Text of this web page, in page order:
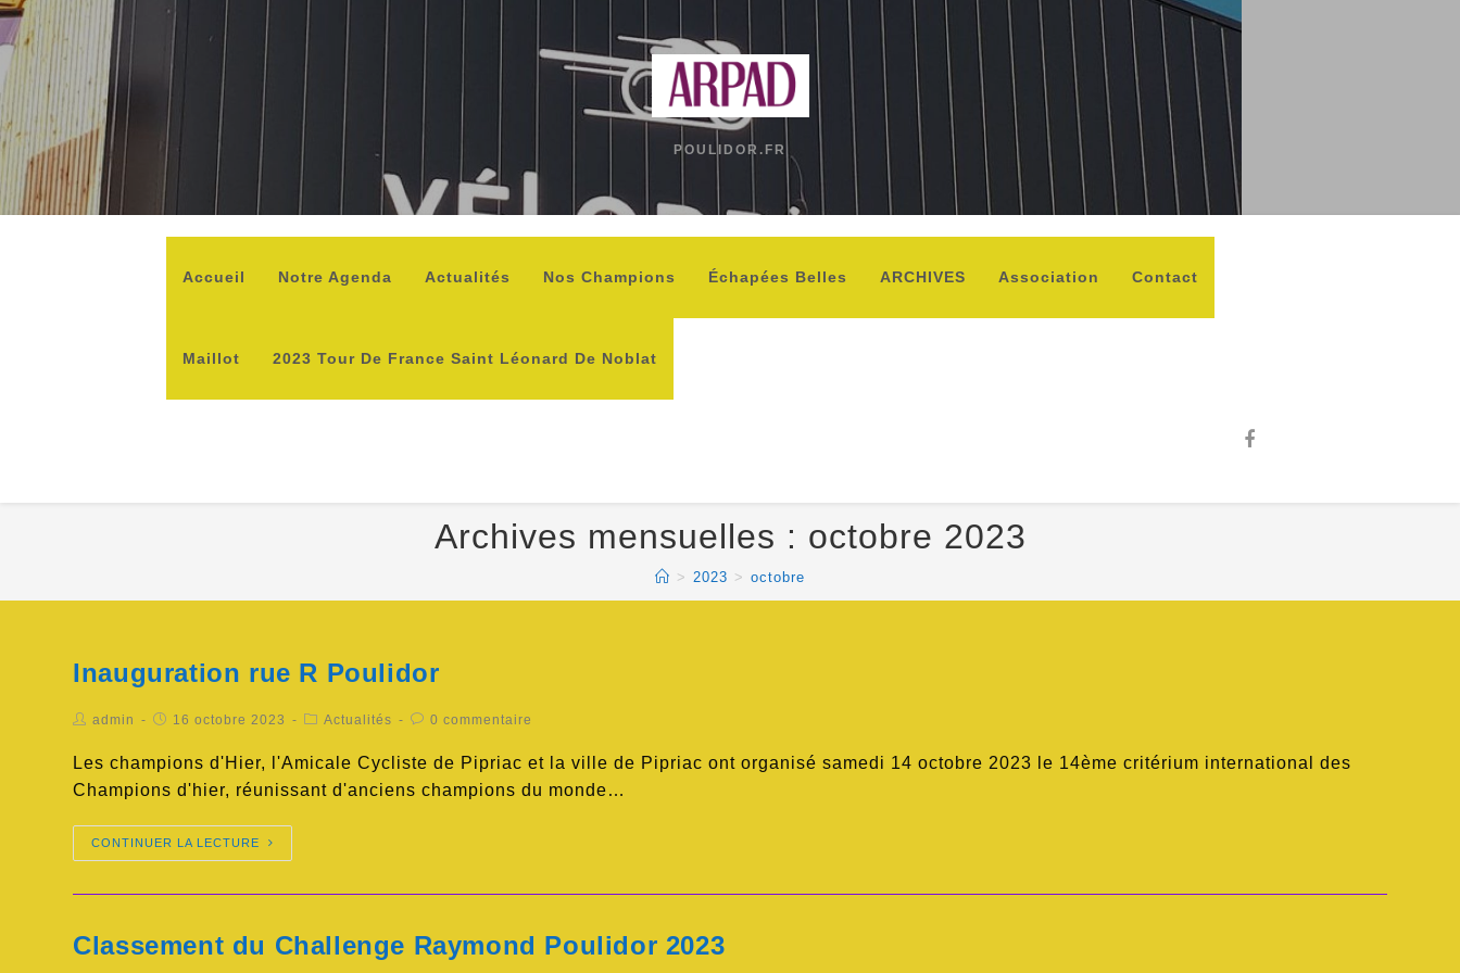
POULIDOR.FR
Accueil Notre Agenda Actualités Nos Champions Échapées Belles ARCHIVES Association Contact
Maillot 2023 Tour De France Saint Léonard De Noblat
Archives mensuelles : octobre 2023
> 2023 > octobre
Inauguration rue R Poulidor
admin 16 octobre 2023 Actualités 0 commentaire
Les champions d'Hier, l'Amicale Cycliste de Pipriac et la ville de Pipriac ont organisé samedi 14 octobre 2023 le 14ème critérium international des
Champions d'hier, réunissant d'anciens champions du monde…
CONTINUER LA LECTURE
Classement du Challenge Raymond Poulidor 2023